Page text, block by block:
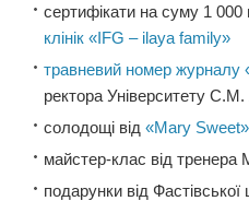
сертифікати на суму 1 000
клінік «IFG – ilaya family»
травневий номер журналу
ректора Університету
солодощі від «Mary Sweet»
майстер-клас від
подарунки від